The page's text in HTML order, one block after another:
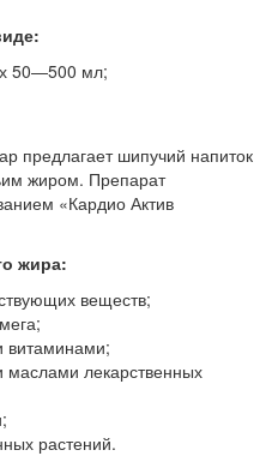
50―500 мл;
предлагает шипучий напиток
жиром. Препарат
«Кардио Актив
жира:
веществ;
витаминами;
маслами лекарственных
растений.